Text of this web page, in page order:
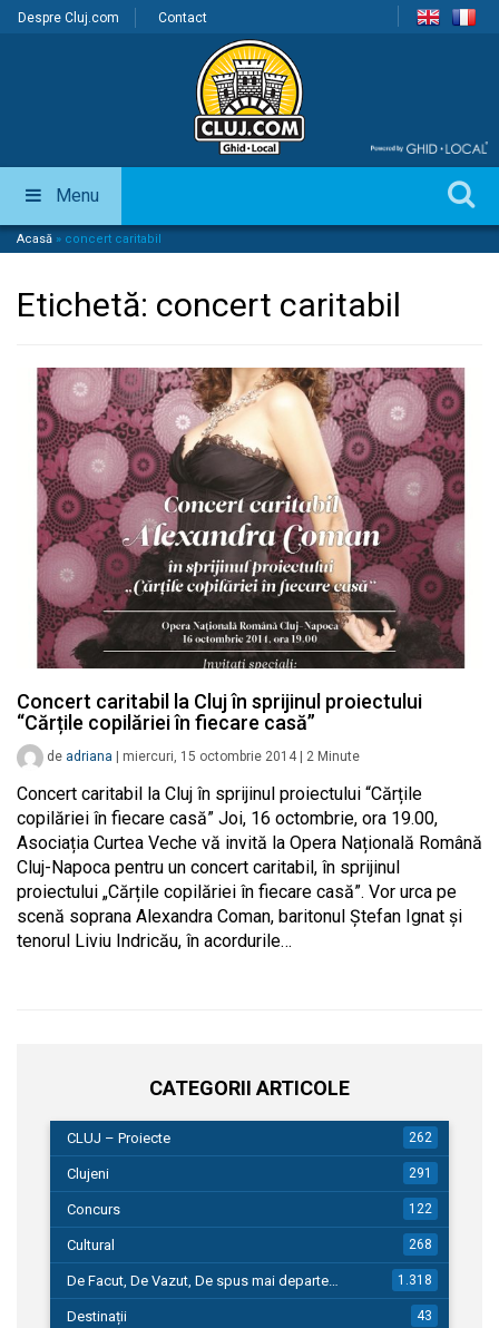
Despre Cluj.com Contact
Menu
Acasă » concert caritabil
Etichetă: concert caritabil
Concert caritabil la Cluj în sprijinul proiectului
“Cărțile copilăriei în fiecare casă”
de adriana miercuri, 15 octombrie 2014 2 Minute
Concert caritabil la Cluj în sprijinul proiectului “Cărțile
copilăriei în fiecare casă” Joi, 16 octombrie, ora 19.00,
Asociația Curtea Veche vă invită la Opera Națională Română
Cluj-Napoca pentru un concert caritabil, în sprijinul
proiectului „Cărțile copilăriei în fiecare casă”. Vor urca pe
scenă soprana Alexandra Coman, baritonul Ștefan Ignat și
tenorul Liviu Indricău, în acordurile…
CATEGORII ARTICOLE
CLUJ – Proiecte 262
Clujeni 291
Concurs 122
Cultural 268
De Facut, De Vazut, De spus mai departe… 1.318
Destinații 43